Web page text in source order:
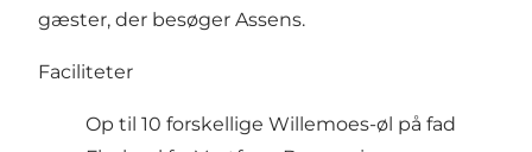
gæster, der besøger Assens.
Faciliteter
Op til 10 forskellige Willemoes-øl på fad